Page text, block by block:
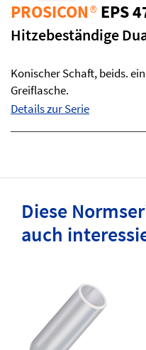
PROSICON®EPS
Hitzebeständige
Konischer Schaft, beids.
Greiflasche.
Details zur Serie
Diese
auch